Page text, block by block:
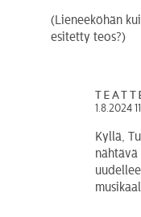
(Lieneeköhän
esitetty teos?)
1.8.2024
Kyllä,
nähtävä